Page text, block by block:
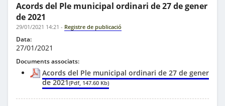
Acords del Ple municipal ordinari de 27 de gener
de 2021
29/01/2021 14:21 - Registre de publicació
Data:
27/01/2021
Documents associats:
Acords del Ple municipal ordinari de 27 de gener
de 2021(Pdf, 147.60 Kb)